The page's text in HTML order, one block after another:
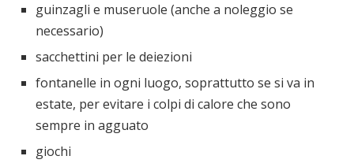
guinzagli e museruole (anche a noleggio se
necessario)
sacchettini per le deiezioni
fontanelle in ogni luogo, soprattutto se si va in
estate, per evitare i colpi di calore che sono
sempre in agguato
giochi